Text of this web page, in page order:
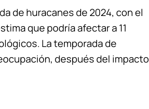
de huracanes de 2024, con el
que podría afectar a 11
La temporada de
después del impacto